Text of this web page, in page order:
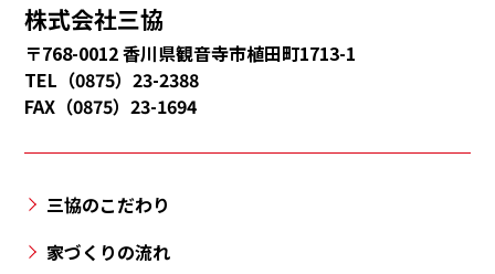
市・
多
度
津
町・
豊
市・
株式会社三協
〒768-0012 香川県観音寺市植田町1713-1
TEL（0875）23-2388
FAX（0875）23-1694
三協のこだわり
家づくりの流れ